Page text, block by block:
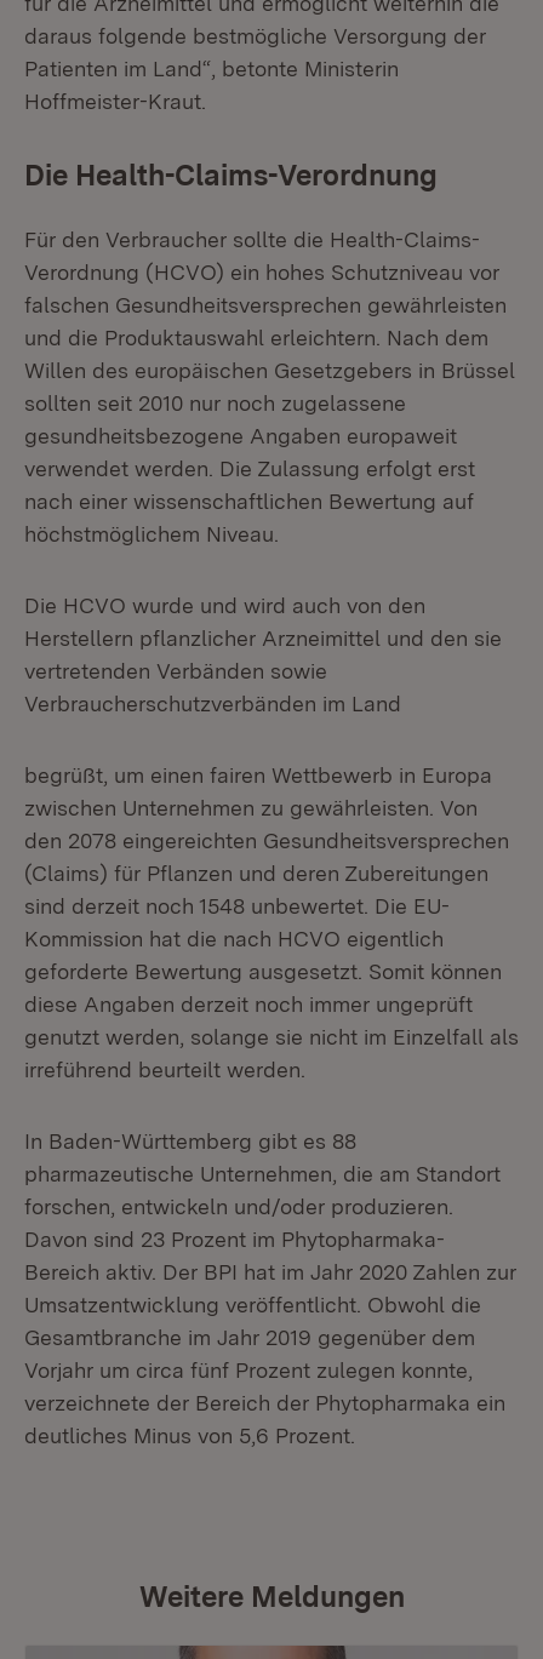
daraus folgende bestmögliche Versorgung der
Patienten im Land“, betonte Ministerin
Hoffmeister-Kraut.
Die Health-Claims-Verordnung
Für den Verbraucher sollte die Health-Claims-
Verordnung (HCVO) ein hohes Schutzniveau vor
falschen Gesundheitsversprechen gewährleisten
und die Produktauswahl erleichtern. Nach dem
Willen des europäischen Gesetzgebers in Brüssel
sollten seit 2010 nur noch zugelassene
gesundheitsbezogene Angaben europaweit
verwendet werden. Die Zulassung erfolgt erst
nach einer wissenschaftlichen Bewertung auf
höchstmöglichem Niveau.
Die HCVO wurde und wird auch von den
Herstellern pflanzlicher Arzneimittel und den sie
vertretenden Verbänden sowie
Verbraucherschutzverbänden im Land
begrüßt, um einen fairen Wettbewerb in Europa
zwischen Unternehmen zu gewährleisten. Von
den 2078 eingereichten Gesundheitsversprechen
(Claims) für Pflanzen und deren Zubereitungen
sind derzeit noch 1548 unbewertet. Die EU-
Kommission hat die nach HCVO eigentlich
geforderte Bewertung ausgesetzt. Somit können
diese Angaben derzeit noch immer ungeprüft
genutzt werden, solange sie nicht im Einzelfall als
irreführend beurteilt werden.
In Baden-Württemberg gibt es 88
pharmazeutische Unternehmen, die am Standort
forschen, entwickeln und/oder produzieren.
Davon sind 23 Prozent im Phytopharmaka-
Bereich aktiv. Der BPI hat im Jahr 2020 Zahlen zur
Umsatzentwicklung veröffentlicht. Obwohl die
Gesamtbranche im Jahr 2019 gegenüber dem
Vorjahr um circa fünf Prozent zulegen konnte,
verzeichnete der Bereich der Phytopharmaka ein
deutliches Minus von 5,6 Prozent.
Weitere Meldungen